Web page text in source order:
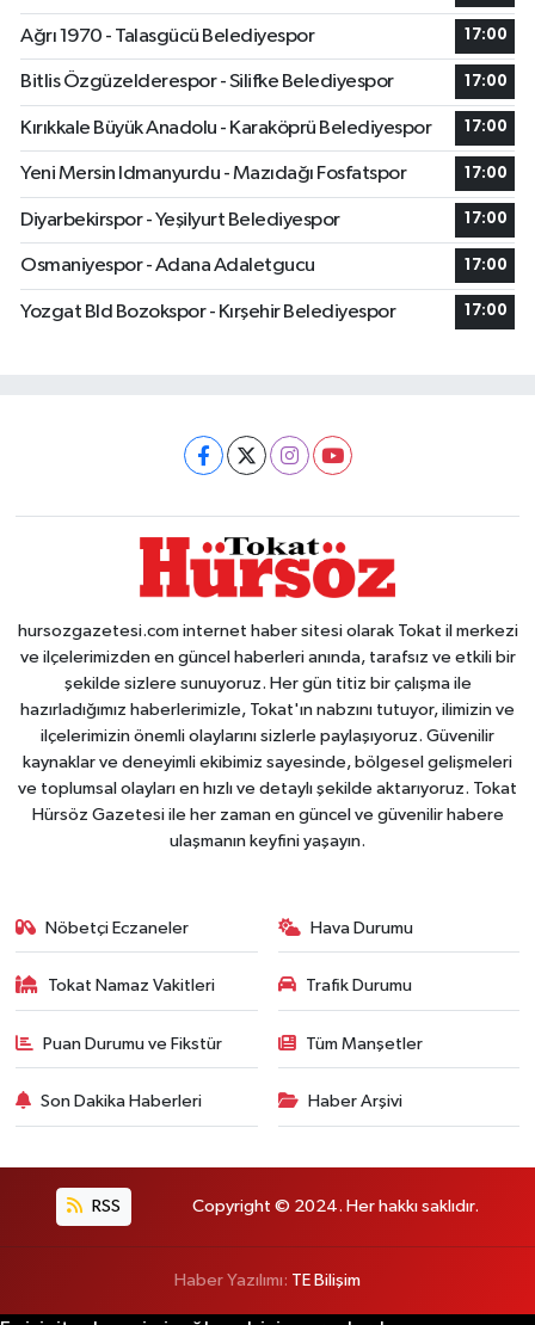
Ağrı 1970 - Talasgücü Belediyespor 17:00
Bitlis Özgüzelderespor - Silifke Belediyespor 17:00
Kırıkkale Büyük Anadolu - Karaköprü Belediyespor 17:00
Yeni Mersin Idmanyurdu - Mazıdağı Fosfatspor 17:00
Diyarbekirspor - Yeşilyurt Belediyespor 17:00
Osmaniyespor - Adana Adaletgucu 17:00
Yozgat Bld Bozokspor - Kırşehir Belediyespor 17:00
hursozgazetesi.com internet haber sitesi olarak Tokat il merkezi
ve ilçelerimizden en güncel haberleri anında, tarafsız ve etkili bir
şekilde sizlere sunuyoruz. Her gün titiz bir çalışma ile
hazırladığımız haberlerimizle, Tokat'ın nabzını tutuyor, ilimizin ve
ilçelerimizin önemli olaylarını sizlerle paylaşıyoruz. Güvenilir
kaynaklar ve deneyimli ekibimiz sayesinde, bölgesel gelişmeleri
ve toplumsal olayları en hızlı ve detaylı şekilde aktarıyoruz. Tokat
Hürsöz Gazetesi ile her zaman en güncel ve güvenilir habere
ulaşmanın keyfini yaşayın.
Nöbetçi Eczaneler Hava Durumu
Tokat Namaz Vakitleri Trafik Durumu
Puan Durumu ve Fikstür Tüm Manşetler
Son Dakika Haberleri Haber Arşivi
RSS Copyright © 2024. Her hakkı saklıdır.
Haber Yazılımı: TE Bilişim